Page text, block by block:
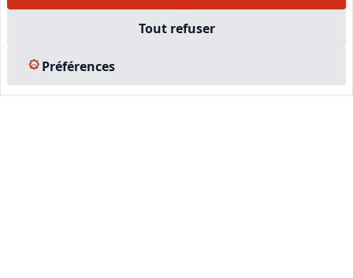
Tout refuser
Préférences
Accueil
Nous rejoindre